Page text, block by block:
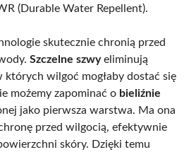
(Durable Water Repellent).
skutecznie chronią przed
Szczelne szwyeliminują
których wilgoć mogłaby dostać się
możemy zapominać o bieliźnie
jako pierwsza warstwa. Ma ona
przed wilgocią, efektywnie
skóry. Dzięki temu